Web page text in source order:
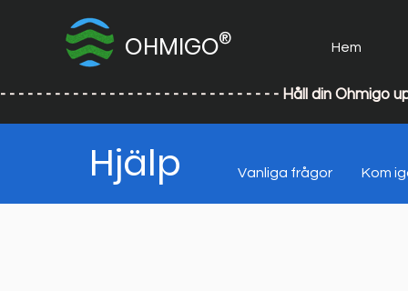
OHMIGO® Hem
- - - - - - - - - - - - - - - - - - - - - - - - - - - - - - - Håll din
Hjälp Vanliga frågor Kom